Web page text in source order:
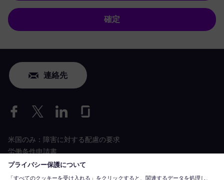
確定
連絡先
米国のみ：障害に対する配慮の要求
労働条件申請書
siemens-energy.comグローバルウェブサイト